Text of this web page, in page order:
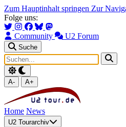
Zum Hauptinhalt springen Zur
Folge uns:
Community U2 Forum
Suche
A- A+
Home News
U2 Tourarchiv